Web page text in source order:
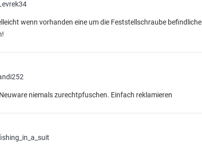
wenn vorhanden eine um die Feststellschraube
niemals zurechtpfuschen. Einfach reklamieren